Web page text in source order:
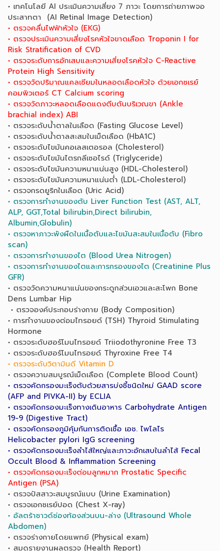
• เทคโนโลยี AI ประเมินความเสี่ยง 7 ภาวะ โดยการถ่ายภาพจอ
ประสาทตา (AI Retinal Image Detection)
• ตรวจคลื่นไฟฟ้าหัวใจ (EKG)
• ตรวจประเมินความเสี่ยงโรคหัวใจขาดเลือด Troponin I for
Risk Stratification of CVD
• ตรวจระดับการอักเสบและความเสี่ยงโรคหัวใจ C-Reactive
Protein High Sensitivity
• ตรวจวัดปริมาณแคลเซียมในหลอดเลือดหัวใจ ด้วยเอกซเรย์
คอมพิวเตอร์ CT Calcium scoring
• ตรวจวัดภาวะหลอดเลือดแดงตีบตันบริเวณขา (Ankle
brachial index) ABI
• ตรวจระดับน้ำตาลในเลือด (Fasting Glucose Level)
• ตรวจระดับน้ำตาลสะสมในเม็ดเลือด (HbA1C)
• ตรวจระดับไขมันคอเลสเตอรอล (Cholesterol)
• ตรวจระดับไขมันไตรกลีเซอไรด์ (Triglyceride)
• ตรวจระดับไขมันความหนาแน่นสูง (HDL-Cholesterol)
• ตรวจระดับไขมันความหนาแน่นต่ำ (LDL-Cholesterol)
• ตรวจกรดยูริกในเลือด (Uric Acid)
• ตรวจการทำงานของตับ Liver Function Test (AST, ALT,
ALP, GGT,Total bilirubin,Direct bilirubin,
Albumin,Globulin)
• ตรวจหาภาวะพังผืดในเนื้อตับและไขมันสะสมในเนื้อตับ (Fibro
scan)
• ตรวจการทำงานของไต (Blood Urea Nitrogen)
• ตรวจการทำงานของไตและการกรองของไต (Creatinine Plus
GFR)
• ตรวจวัดความหนาแน่นของกระดูกส่วนเอวและสะโพก Bone
Dens Lumbar Hip
• ตรวจองค์ประกอบร่างกาย (Body Composition)
• การทำงานของต่อมไทรอยด์ (TSH) Thyroid Stimulating
Hormone
• ตรวจระดับฮอร์โมนไทรอยด์ Triiodothyronine Free T3
• ตรวจระดับฮอร์โมนไทรอยด์ Thyroxine Free T4
• ตรวจระดับวิตามินดี Vitamin D
• ตรวจความสมบูรณ์เม็ดเลือด (Complete Blood Count)
• ตรวจคัดกรองมะเร็งตับด้วยสารบ่งชี้ชนิดใหม่ GAAD score
(AFP and PIVKA-II) by ECLIA
• ตรวจคัดกรองมะเร็งทางเดินอาหาร Carbohydrate Antigen
19-9 (Digestive Tract)
• ตรวจคัดกรองภูมิคุ้มกันการติดเชื้อ เอช. ไพโลไร
Helicobacter pylori IgG screening
• ตรวจคัดกรองมะเร็งลำไส้ใหญ่และภาวะอักเสบในลำไส้ Fecal
Occult Blood & Inflammation Screening
• ตรวจคัดกรองมะเร็งต่อมลูกหมาก Prostatic Specific
Antigen (PSA)
• ตรวจปัสสาวะสมบูรณ์แบบ (Urine Examination)
• ตรวจเอกซเรย์ปอด (Chest X-ray)
• อัลตร้าซาวด์ช่องท้องส่วนบน-ล่าง (Ultrasound Whole
Abdomen)
• ตรวจร่างกายโดยแพทย์ (Physical exam)
• สมุดรายงานผลตรวจ (Health Report)